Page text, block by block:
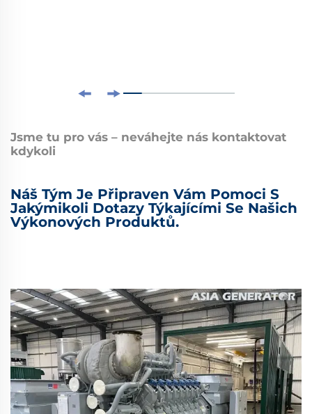
Jsme tu pro vás – neváhejte nás kontaktovat
kdykoli
Náš Tým Je Připraven Vám Pomoci S
Jakýmikoli Dotazy Týkajícími Se Našich
Výkonových Produktů.